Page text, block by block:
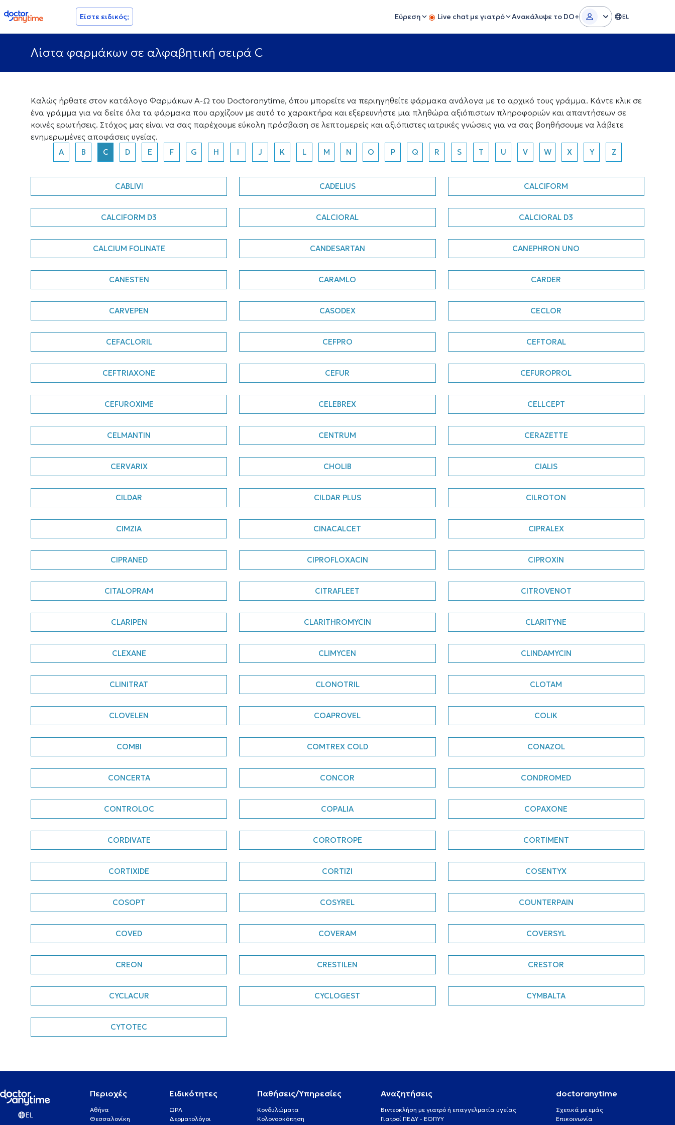
doctoranytime Είστε ειδικός; Εύρεση Live chat με γιατρό Ανακάλυψε το DO+ EL
Λίστα φαρμάκων σε αλφαβητική σειρά C
Καλώς ήρθατε στον κατάλογο Φαρμάκων Α-Ω του Doctoranytime, όπου μπορείτε να περιηγηθείτε φάρμακα ανάλογα με το αρχικό τους γράμμα. Κάντε κλικ σε
ένα γράμμα για να δείτε όλα τα φάρμακα που αρχίζουν με αυτό το χαρακτήρα και εξερευνήστε μια πληθώρα αξιόπιστων πληροφοριών και απαντήσεων σε
κοινές ερωτήσεις. Στόχος μας είναι να σας παρέχουμε εύκολη πρόσβαση σε λεπτομερείς και αξιόπιστες ιατρικές γνώσεις για να σας βοηθήσουμε να λάβετε
ενημερωμένες αποφάσεις υγείας.
A B C D E F G H I J K L M N O P Q R S T U V W X Y Z
CABLIVI CADELIUS CALCIFORM
CALCIFORM D3 CALCIORAL CALCIORAL D3
CALCIUM FOLINATE CANDESARTAN CANEPHRON UNO
CANESTEN CARAMLO CARDER
CARVEPEN CASODEX CECLOR
CEFACLORIL CEFPRO CEFTORAL
CEFTRIAXONE CEFUR CEFUROPROL
CEFUROXIME CELEBREX CELLCEPT
CELMANTIN CENTRUM CERAZETTE
CERVARIX CHOLIB CIALIS
CILDAR CILDAR PLUS CILROTON
CIMZIA CINACALCET CIPRALEX
CIPRANED CIPROFLOXACIN CIPROXIN
CITALOPRAM CITRAFLEET CITROVENOT
CLARIPEN CLARITHROMYCIN CLARITYNE
CLEXANE CLIMYCEN CLINDAMYCIN
CLINITRAT CLONOTRIL CLOTAM
CLOVELEN COAPROVEL COLIK
COMBI COMTREX COLD CONAZOL
CONCERTA CONCOR CONDROMED
CONTROLOC COPALIA COPAXONE
CORDIVATE COROTROPE CORTIMENT
CORTIXIDE CORTIZI COSENTYX
COSOPT COSYREL COUNTERPAIN
COVED COVERAM COVERSYL
CREON CRESTILEN CRESTOR
CYCLACUR CYCLOGEST CYMBALTA
CYTOTEC
EL
Περιοχές
Αθήνα
Θεσσαλονίκη
Ειδικότητες
ΩΡΛ
Δερματολόγοι
Παθήσεις/Υπηρεσίες
Κονδυλώματα
Κολονοσκόπηση
Αναζητήσεις
Βιντεοκλήση με γιατρό ή επαγγελματία υγείας
Γιατροί ΠΕΔΥ - ΕΟΠΥΥ
doctoranytime
Σχετικά με εμάς
Επικοινωνία